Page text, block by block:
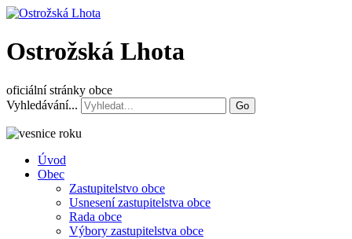
Ostrožská Lhota
oficiální stránky obce
Vyhledávání...
Go
Úvod
Obec
Zastupitelstvo obce
Usnesení zastupitelstva obce
Rada obce
Výbory zastupitelstva obce